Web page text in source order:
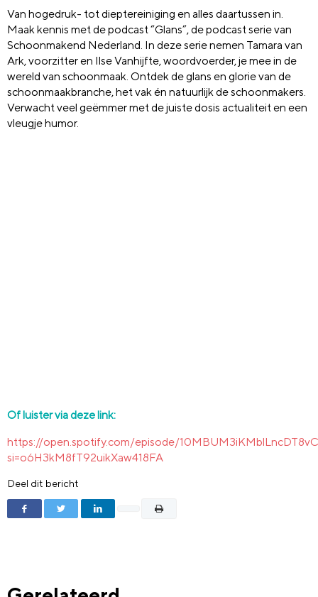
Van hogedruk- tot dieptereiniging en alles daartussen in.
Maak kennis met de podcast “Glans”, de podcast serie van
Schoonmakend Nederland. In deze serie nemen Tamara van
Ark, voorzitter en Ilse Vanhijfte, woordvoerder, je mee in de
wereld van schoonmaak. Ontdek de glans en glorie van de
schoonmaakbranche, het vak én natuurlijk de schoonmakers.
Verwacht veel geëmmer met de juiste dosis actualiteit en een
vleugje humor.
Of luister via deze link:
https://open.spotify.com/episode/
si=o6H3kM8fT92uikXaw418FA
Deel dit bericht